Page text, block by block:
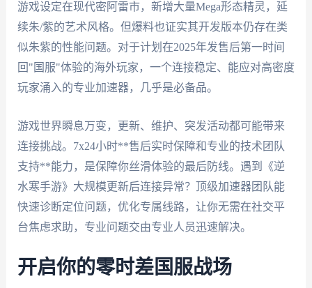
游戏设定在现代密阿雷市，新增大量Mega形态精灵，延
续朱/紫的艺术风格。但爆料也证实其开发版本仍存在类
似朱紫的性能问题。对于计划在2025年发售后第一时间
回"国服"体验的海外玩家，一个连接稳定、能应对高密度
玩家涌入的专业加速器，几乎是必备品。
游戏世界瞬息万变，更新、维护、突发活动都可能带来
连接挑战。7x24小时**售后实时保障和专业的技术团队
支持**能力，是保障你丝滑体验的最后防线。遇到《逆
水寒手游》大规模更新后连接异常？顶级加速器团队能
快速诊断定位问题，优化专属线路，让你无需在社交平
台焦虑求助，专业问题交由专业人员迅速解决。
开启你的零时差国服战场